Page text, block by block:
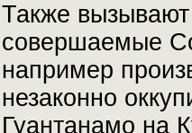
Также
совершаемые
например
незаконно
Гуантанамо на